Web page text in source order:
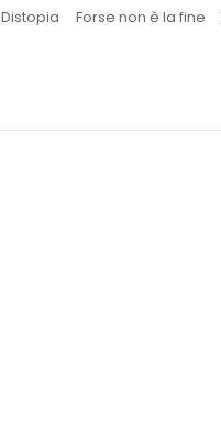
Distopia Forse non è la fine